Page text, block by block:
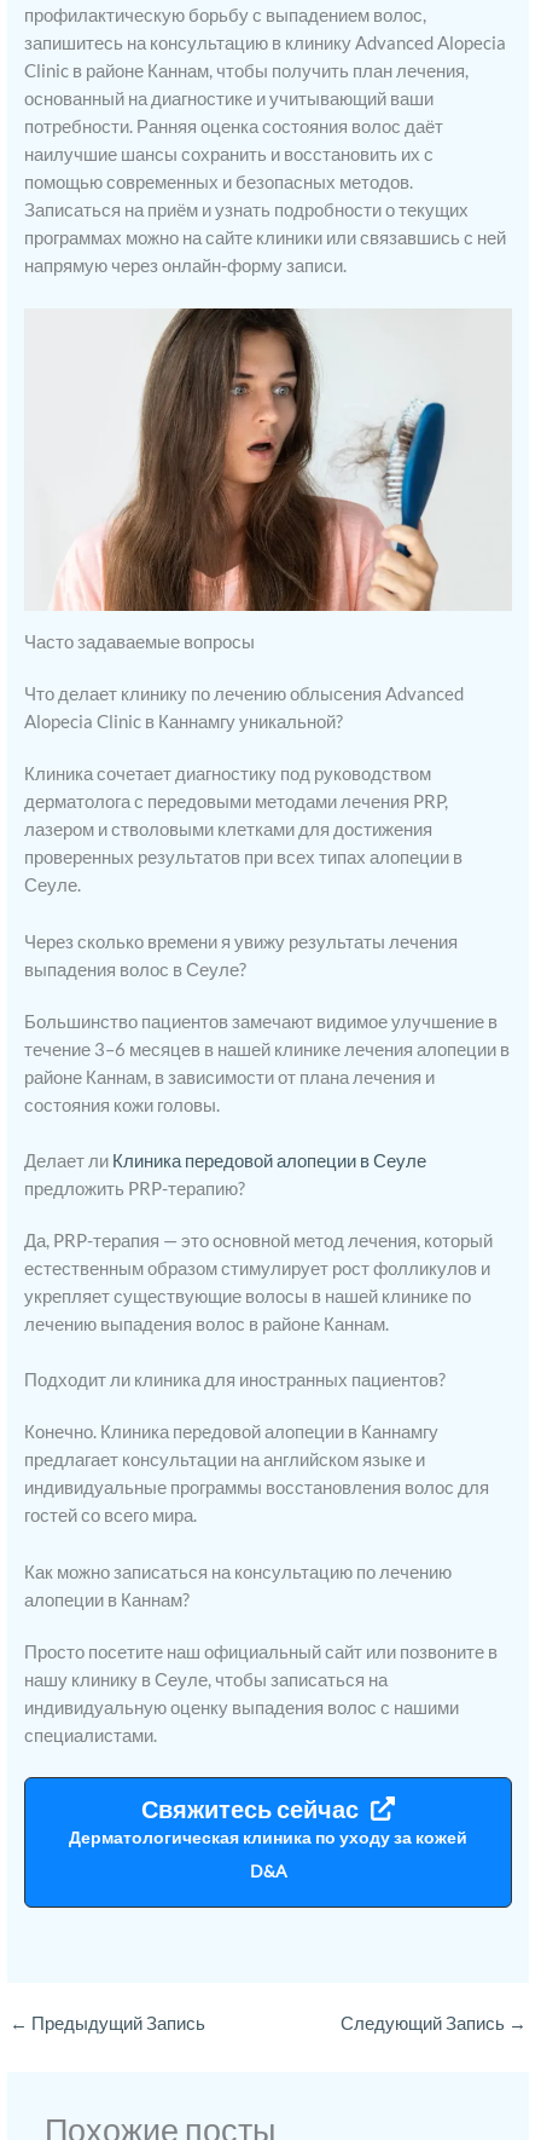
профилактическую борьбу с выпадением волос,
запишитесь на консультацию в клинику Advanced Alopecia
Clinic в районе Каннам, чтобы получить план лечения,
основанный на диагностике и учитывающий ваши
потребности. Ранняя оценка состояния волос даёт
наилучшие шансы сохранить и восстановить их с
помощью современных и безопасных методов.
Записаться на приём и узнать подробности о текущих
программах можно на сайте клиники или связавшись с ней
напрямую через онлайн-форму записи.
Часто задаваемые вопросы
Что делает клинику по лечению облысения Advanced
Alopecia Clinic в Каннамгу уникальной?
Клиника сочетает диагностику под руководством
дерматолога с передовыми методами лечения PRP,
лазером и стволовыми клетками для достижения
проверенных результатов при всех типах алопеции в
Сеуле.
Через сколько времени я увижу результаты лечения
выпадения волос в Сеуле?
Большинство пациентов замечают видимое улучшение в
течение 3–6 месяцев в нашей клинике лечения алопеции в
районе Каннам, в зависимости от плана лечения и
состояния кожи головы.
Делает ли Клиника передовой алопеции в Сеуле
предложить PRP-терапию?
Да, PRP-терапия — это основной метод лечения, который
естественным образом стимулирует рост фолликулов и
укрепляет существующие волосы в нашей клинике по
лечению выпадения волос в районе Каннам.
Подходит ли клиника для иностранных пациентов?
Конечно. Клиника передовой алопеции в Каннамгу
предлагает консультации на английском языке и
индивидуальные программы восстановления волос для
гостей со всего мира.
Как можно записаться на консультацию по лечению
алопеции в Каннам?
Просто посетите наш официальный сайт или позвоните в
нашу клинику в Сеуле, чтобы записаться на
индивидуальную оценку выпадения волос с нашими
специалистами.
Свяжитесь сейчас
Дерматологическая клиника по уходу за кожей
D&A
← Предыдущий Запись Следующий Запись →
Похожие посты